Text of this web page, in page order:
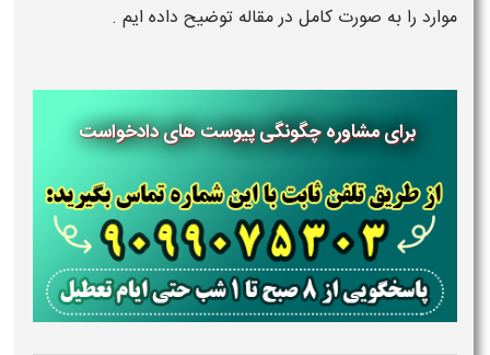
موارد را به صورت کامل در مقاله توضیح داده ایم .
برای مشاوره چگونگی پیوست های دادخواست